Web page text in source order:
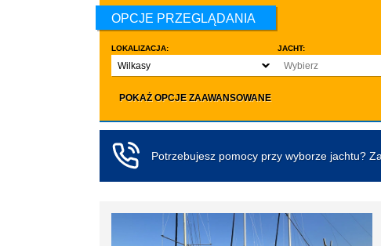
OPCJE PRZEGLĄDANIA
LOKALIZACJA:
Wilkasy
JACHT:
Wybierz
LICZBA OSÓB:
co najmniej 4
co najmniej 5
co najmniej 6
co najmniej 7
co najmniej 9
co najmniej 10
Czarter bez
Koło sterowe
POKAŻ OPCJE ZAAWANSOWANE
Potrzebujesz pomocy przy wyborze jachtu?